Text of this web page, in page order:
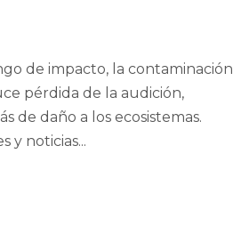
de impacto, la contaminación
pérdida de la audición,
de daño a los ecosistemas.
y noticias...